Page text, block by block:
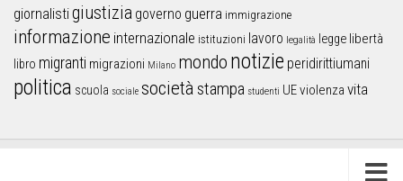
giornalistigiustizia governo guerra immigrazione
informazione internazionale istituzioni lavoro legalità legge libertà
libro migranti migrazioni Milano mondo notizie peridirittiumani
politica scuola sociale società stampa studenti UEviolenza vita